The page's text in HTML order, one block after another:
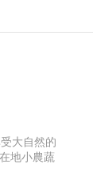
大自然的
地小農蔬